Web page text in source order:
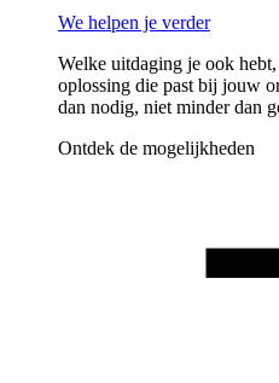
We helpen je verder
Welke uitdaging je ook
oplossing die past bij jouw
dan nodig, niet minder dan
Ontdek de mogelijkheden